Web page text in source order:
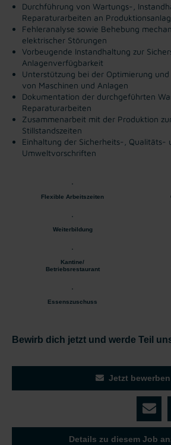
Durchführung von Wartungs-,
Reparaturarbeiten an
Fehleranalyse sowie Behebung
elektrischer Störungen
Vorbeugende Instandhaltung zur
Anlagenverfügbarkeit
Unterstützung bei der Optimierung
von Maschinen und Anlagen
Dokumentation der durchgeführten
Reparaturarbeiten
Zusammenarbeit mit der Produktion
Stillstandszeiten
Einhaltung der Sicherheits-, Qualitäts-
Umweltvorschriften
Flexible Arbeitszeiten
Weiterbildung
Kantine/
Betriebsrestaurant
Essenszuschuss
Bewirb dich jetzt und werde Teil
Jetzt bewerben
Details zu diesem Job